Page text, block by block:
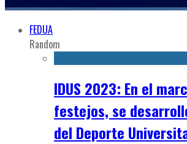
FEDUA
Random
IDUS 2023: En el
festejos, se
del Deporte